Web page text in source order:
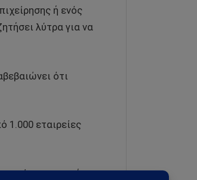
ή ενός
λύτρα για να
ότι
1.000 εταιρείες
επιχειρήσεις,